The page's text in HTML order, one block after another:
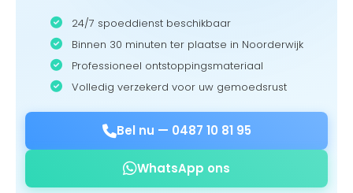
24/7 spoeddienst beschikbaar
Binnen 30 minuten ter plaatse in Noorderwijk
Professioneel ontstoppingsmateriaal
Volledig verzekerd voor uw gemoedsrust
Bel nu — 0487 10 81 95
WhatsApp ons